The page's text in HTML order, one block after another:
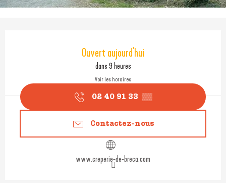
Ouverture et coordonnées
Ouvert aujourd'hui
dans 9 heures
Voir les horaires
02 40 91 33 ▒▒
Contactez-nous
www.creperie-de-breca.com